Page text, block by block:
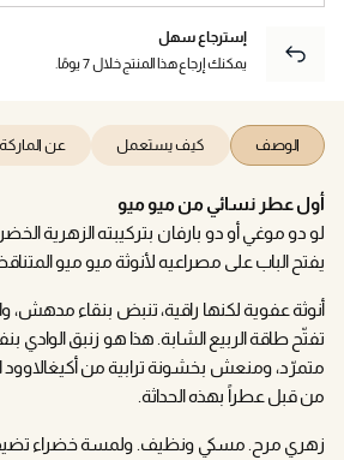
إسترجاع سهل
يمكنك إرجاع هذا المنتج خلال 7 يومًا.
الوصف كيف يستعمل عن الماركة
أول عطر نسائي من ميو ميو
لو دو موغي أو دو بارفان بتركيبته الزهرية
يفتح الباب على مصراعيه لأنوثة ميو ميو
أنوثة عفوية لكنها راقية، تنبض بنقاء
تفتّح طاقة الربيع الشابة. هذا هو زنبق الوادي
متمرّد، ومنعش بخشونة ترابية من أكيغالاوود
من قبل عطراً بهذه الحداثة.
زهري مرح. مسكي ونظيف. ولمسة خضراء تضيف